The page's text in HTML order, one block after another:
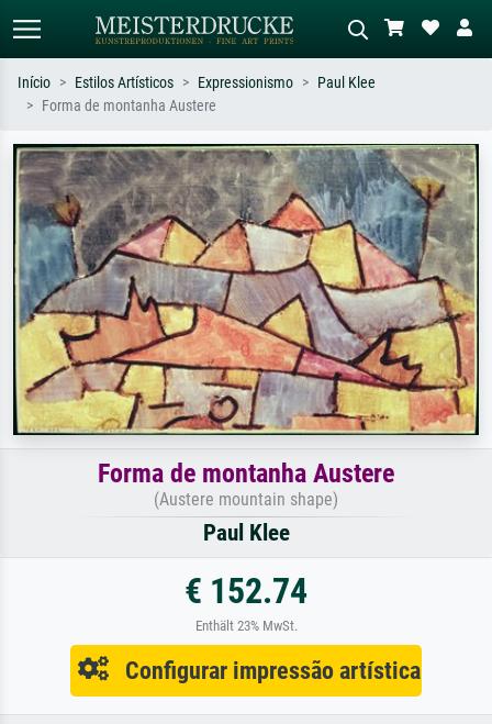
Pesquise por artista, título ou estilo –
ex: Monet, Noite Estrelada,
impressionismo, onda de Hokusai, nu.
Descreva a cena – ex: prado verde,
abstrato com muito vermelho, pintura
a óleo escura, nu em pé ao lado de
uma árvore.
Início Estilos Artísticos Expressionismo
Paul Klee
Forma de montanha Austere
Forma de montanha Austere
(Austere mountain shape)
Paul Klee
€ 152.74
Enthält 23% MwSt.
Configurar impressão artística